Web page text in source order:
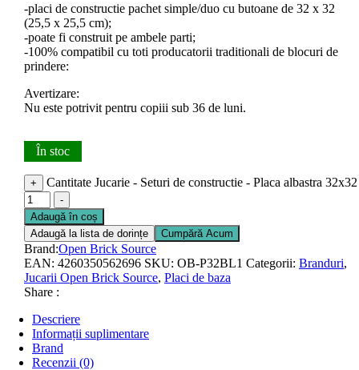
-placi de constructie pachet simple/duo cu butoane de 32 x 32
(25,5 x 25,5 cm);
-poate fi construit pe ambele parti;
-100% compatibil cu toti producatorii traditionali de blocuri de
prindere:
Avertizare:
Nu este potrivit pentru copiii sub 36 de luni.
În stoc
+ Cantitate Jucarie - Seturi de constructie - Placa albastra 32x32
-
Adaugă în coș
Adaugă la lista de dorințe
Cumpără Acum
Brand:Open Brick Source
EAN: 4260350562696 SKU: OB-P32BL1 Categorii: Branduri,
Jucarii Open Brick Source, Placi de baza
Share :
Descriere
Informații suplimentare
Brand
Recenzii (0)